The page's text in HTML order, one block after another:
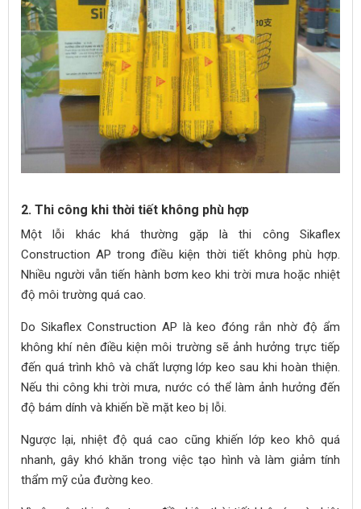
2. Thi công khi thời tiết không phù hợp
Một lỗi khác khá thường gặp là thi công Sikaflex
Construction AP trong điều kiện thời tiết không phù hợp.
Nhiều người vẫn tiến hành bơm keo khi trời mưa hoặc nhiệt
độ môi trường quá cao.
Do Sikaflex Construction AP là keo đóng rắn nhờ độ ẩm
không khí nên điều kiện môi trường sẽ ảnh hưởng trực tiếp
đến quá trình khô và chất lượng lớp keo sau khi hoàn thiện.
Nếu thi công khi trời mưa, nước có thể làm ảnh hưởng đến
độ bám dính và khiến bề mặt keo bị lỗi.
Ngược lại, nhiệt độ quá cao cũng khiến lớp keo khô quá
nhanh, gây khó khăn trong việc tạo hình và làm giảm tính
thẩm mỹ của đường keo.